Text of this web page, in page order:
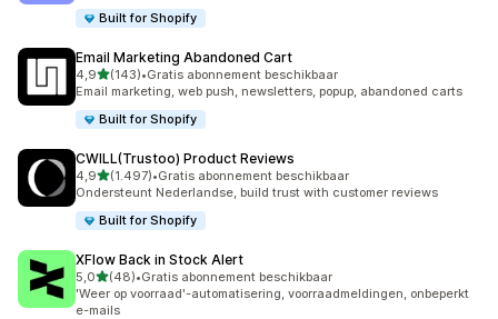
Built for Shopify
Email Marketing Abandoned Cart
4,9van 5 sterren
(143)
143 recensies in totaal
•Gratis abonnement beschikbaar
Email marketing, web push, newsletters, popup, abandoned carts
Built for Shopify
CWILL(Trustoo) Product Reviews
4,9van 5 sterren
(1.497)
1497 recensies in totaal
•Gratis abonnement beschikbaar
Ondersteunt Nederlandse, build trust with customer reviews
Built for Shopify
XFlow Back in Stock Alert
5,0van 5 sterren
(48)
48 recensies in totaal
•Gratis abonnement beschikbaar
'Weer op voorraad'-automatisering, voorraadmeldingen, onbeperkt
e-mails